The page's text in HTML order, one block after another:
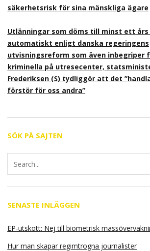
säkerhetsrisk för sina mänskliga ägare
Utlänningar som döms till minst ett
automatiskt enligt danska regeringens
utvisningsreform som även inbegriper
kriminella på utresecenter,
Frederiksen (S) tydliggör att det
förstör för oss andra”
SÖK PÅ SAJTEN
SENASTE INLÄGGEN
EP-utskott: Nej till biometrisk
Hur man skapar regimtrogna journalister